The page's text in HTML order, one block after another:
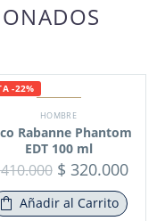
-22%
HOMBRE
Rabanne Phantom
EDT 100 ml
$ 320.000
Añadir al Carrito